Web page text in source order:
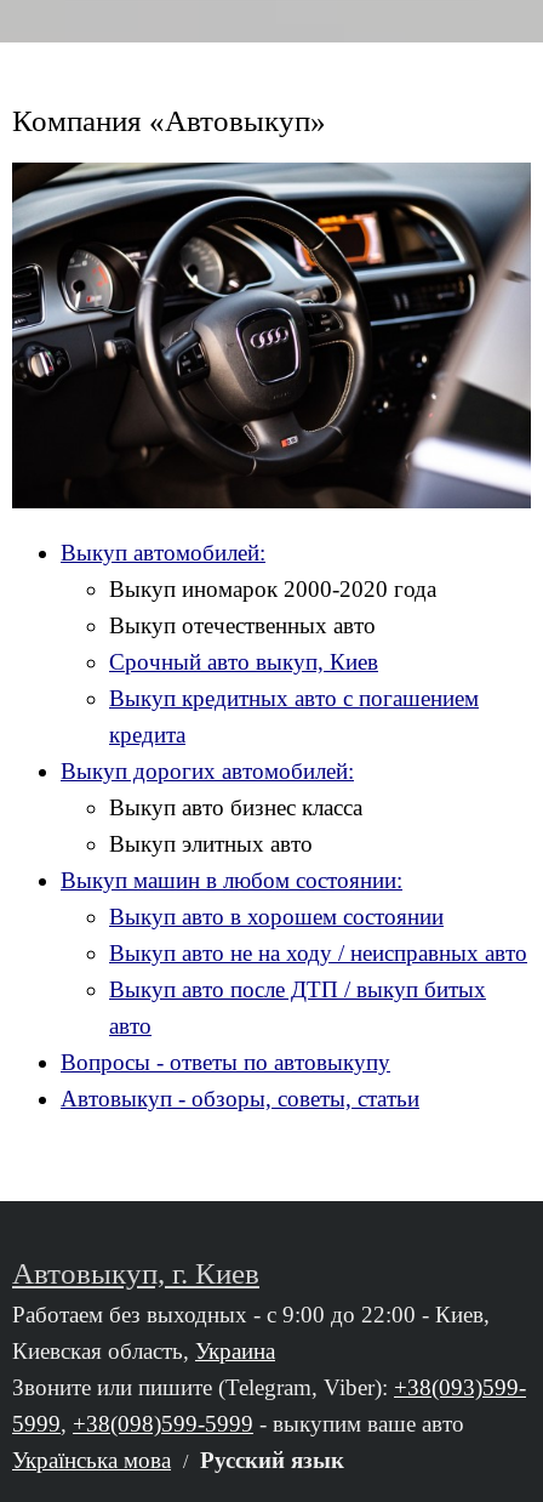
Компания «Автовыкуп»
Выкуп автомобилей:
Выкуп иномарок 2000-2020 года
Выкуп отечественных авто
Срочный авто выкуп, Киев
Выкуп кредитных авто с погашением
кредита
Выкуп дорогих автомобилей:
Выкуп авто бизнес класса
Выкуп элитных авто
Выкуп машин в любом состоянии:
Выкуп авто в хорошем состоянии
Выкуп авто не на ходу / неисправных авто
Выкуп авто после ДТП / выкуп битых
авто
Вопросы - ответы по автовыкупу
Автовыкуп - обзоры, советы, статьи
Автовыкуп, г. Киев
Работаем без выходных - с 9:00 до 22:00 - Киев,
Киевская область, Украина
Звоните или пишите (Telegram, Viber): +38(093)599-
5999, +38(098)599-5999 - выкупим ваше авто
Українська мова / Русский язык